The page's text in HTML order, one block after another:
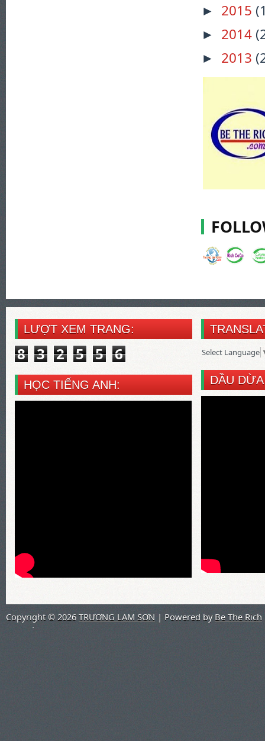
► 2015
► 2014
► 2013
LƯỢT XEM TRANG:
8 3 2 5 5 6
HỌC TIẾNG ANH:
Select Language
DẦU
Copyright © 2026 TRƯƠNG LAM SƠN | Powered by Be The Rich
Co.,Ltd